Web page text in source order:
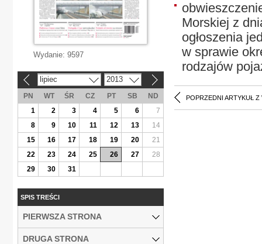
Morskiej z
ogłoszenia
w sprawie
rodzajów
POPRZEDNI ARTYKUŁ Z
Wydanie: 9597
lipiec 2013
PN WT ŚR CZ PT SB
ND
1
2 3 4 5 6
7
8
9 10 11 12 13
14
15
16 17 18 19 20
21
22
23 24 25 26 27
28
29
30 31
SPIS TREŚCI
PIERWSZA STRONA
DRUGA STRONA